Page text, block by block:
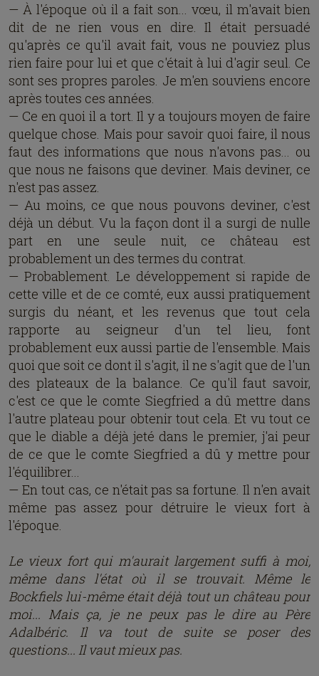
— À l'époque où il a fait son... vœu, il m'avait bien
dit de ne rien vous en dire. Il était persuadé
qu'après ce qu'il avait fait, vous ne pouviez plus
rien faire pour lui et que c'était à lui d'agir seul. Ce
sont ses propres paroles. Je m'en souviens encore
après toutes ces années.
— Ce en quoi il a tort. Il y a toujours moyen de faire
quelque chose. Mais pour savoir quoi faire, il nous
faut des informations que nous n'avons pas... ou
que nous ne faisons que deviner. Mais deviner, ce
n'est pas assez.
— Au moins, ce que nous pouvons deviner, c'est
déjà un début. Vu la façon dont il a surgi de nulle
part en une seule nuit, ce château est
probablement un des termes du contrat.
— Probablement. Le développement si rapide de
cette ville et de ce comté, eux aussi pratiquement
surgis du néant, et les revenus que tout cela
rapporte au seigneur d'un tel lieu, font
probablement eux aussi partie de l'ensemble. Mais
quoi que soit ce dont il s'agit, il ne s'agit que de l'un
des plateaux de la balance. Ce qu'il faut savoir,
c'est ce que le comte Siegfried a dû mettre dans
l'autre plateau pour obtenir tout cela. Et vu tout ce
que le diable a déjà jeté dans le premier, j'ai peur
de ce que le comte Siegfried a dû y mettre pour
l'équilibrer...
— En tout cas, ce n'était pas sa fortune. Il n'en avait
même pas assez pour détruire le vieux fort à
l'époque.
Le vieux fort qui m'aurait largement suffi à moi,
même dans l'état où il se trouvait. Même le
Bockfiels lui-même était déjà tout un château pour
moi... Mais ça, je ne peux pas le dire au Père
Adalbéric. Il va tout de suite se poser des
questions... Il vaut mieux pas.